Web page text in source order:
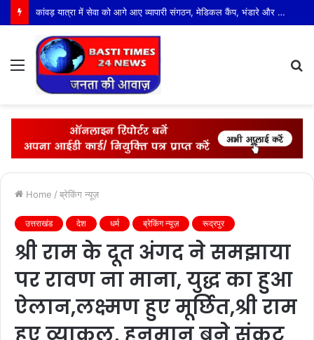
डिप्टी सीएम ब्रजेश पाठक के बस्ती दौरे को लेकर प्रशासन अलर्ट, हेलीपैड से लेकर वीवीआईपी रूट तक तैयारियों का निरीक्षण
Menu
Home / ब्रेकिंग न्यूज़
उत्तराखंड देश धर्म ब्रेकिंग न्यूज़ रूद्रपुर
श्री राम के दूत अंगद ने समझाया
पर रावण ना माना, युद्ध का हुआ
ऐलान,लक्ष्मण हुए मूर्छित,श्री राम